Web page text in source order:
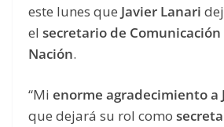
este lunes que Javier Lanari
el secretario de Comunicación
Nación.
“Mi enorme agradecimiento a
que dejará su rol como